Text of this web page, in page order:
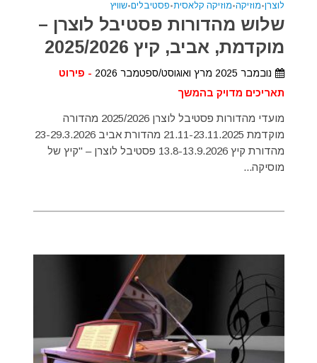
לוצרן•מוזיקה•מוזיקה קלאסית•פסטיבלים•שוויץ
שלוש מהדורות פסטיבל לוצרן –
מוקדמת, אביב, קיץ 2025/2026
נובמבר 2025 מרץ ואוגוסט/ספטמבר 2026
- פירוט
תאריכים מדויק בהמשך
מועדי מהדורות פסטיבל לוצרן 2025/2026 מהדורה
מוקדמת 21.11-23.11.2025 מהדורת אביב 23-29.3.2026
מהדורת קיץ 13.8-13.9.2026 פסטיבל לוצרן – "קיץ של
מוסיקה...